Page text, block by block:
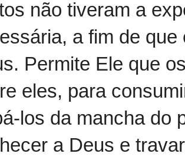
não tiveram a
a fim de
Permite Ele que
eles, para
los da mancha do
a Deus e